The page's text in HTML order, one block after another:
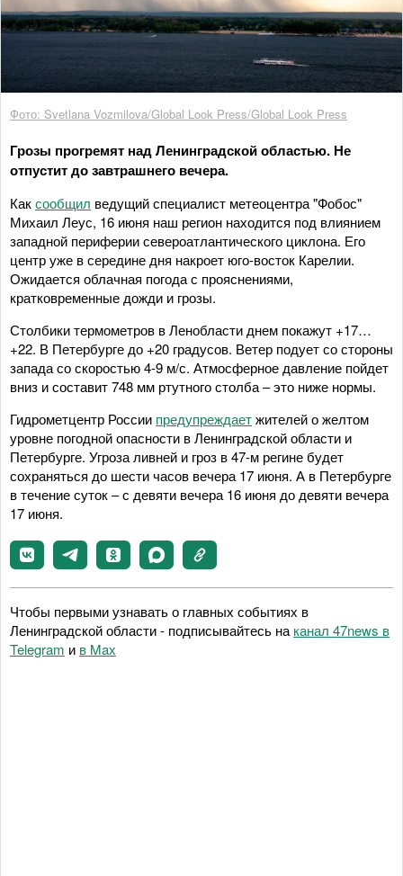
Фото: Svetlana Vozmilova/Global Look Press/Global Look Press
Грозы прогремят над Ленинградской областью. Не
отпустит до завтрашнего вечера.
Каксообщил ведущий специалист метеоцентра "Фобос"
Михаил Леус, 16 июня наш регион находится под влиянием
западной периферии североатлантического циклона. Его
центр уже в середине дня накроет юго-восток Карелии.
Ожидается облачная погода с прояснениями,
кратковременные дожди и грозы.
Столбики термометров в Ленобласти днем покажут +17…
+22. В Петербурге до +20 градусов. Ветер подует со стороны
запада со скоростью 4-9 м/с. Атмосферное давление пойдет
вниз и составит 748 мм ртутного столба – это ниже нормы.
Гидрометцентр России предупреждаетжителей о желтом
уровне погодной опасности в Ленинградской области и
Петербурге. Угроза ливней и гроз в 47-м регине будет
сохраняться до шести часов вечера 17 июня. А в Петербурге
в течение суток – с девяти вечера 16 июня до девяти вечера
17 июня.
Чтобы первыми узнавать о главных событиях в
Ленинградской области - подписывайтесь на канал 47news в
Telegram и в Maх